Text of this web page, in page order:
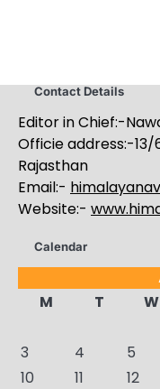
Contact Details
Editor in Chief:-
Officie address:-13/
Rajasthan
Email:-
Website:-
Calendar
M
T W
3
4 5
10
11 12